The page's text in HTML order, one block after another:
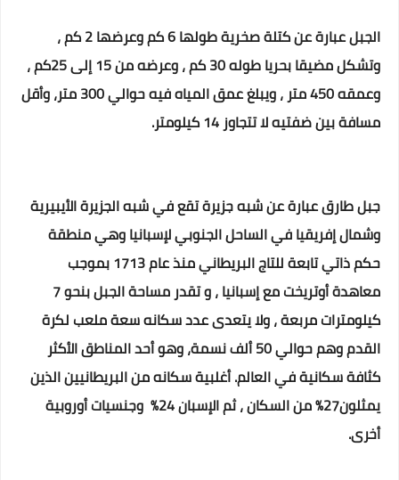
الجبل عبارة عن كتلة صخرية طولها 6 كم وعرضها 2 كم ،
وتشكل مضيقا بحريا طوله 30 كم ، وعرضه من 15 إلى 25كم ،
وعمقه 450 متر ، ويبلغ عمق المياه فيه حوالي 300 متر، وأقل
مسافة بين ضفتيه لا تتجاوز 14 كيلومتر.
جبل طارق عبارة عن شبه جزيرة تقع في شبه الجزيرة الأيبيرية
وشمال إفريقيا في الساحل الجنوبي لإسبانيا وهي منطقة
حكم ذاتي تابعة للتاج البريطاني منذ عام 1713 بموجب
معاهدة أوتريخت مع إسبانيا ، و تقدر مساحة الجبل بنحو 7
كيلومترات مربعة ، ولا يتعدى عدد سكانه سعة ملعب لكرة
القدم وهم حوالي 50 ألف نسمة، وهو أحد المناطق الأكثر
كثافة سكانية في العالم. أغلبية سكانه من البريطانيين الذين
يمثلون27% من السكان ، ثم الإسبان 24% وجنسيات أوروبية
أخرى.